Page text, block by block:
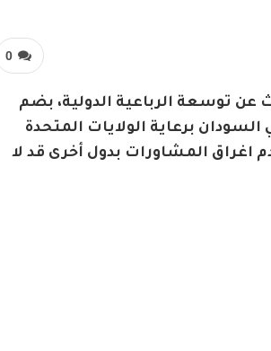
0
توسعة الرباعية الدولية، بضم
برعاية الولايات المتحدة
اغراق المشاورات بدول أخرى قد لا